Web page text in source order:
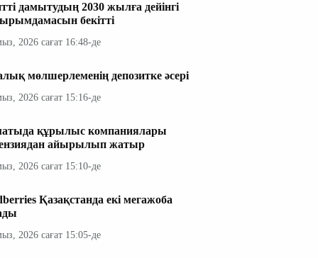
дамытудың 2030 жылға дейінгі
бекітті
2026 сағат 16:48-де
мөлшерлеменің депозитке әсері
2026 сағат 15:16-де
құрылыс компаниялары
айырылып жатыр
2026 сағат 15:10-де
Қазақстанда екі мегажоба
2026 сағат 15:05-де